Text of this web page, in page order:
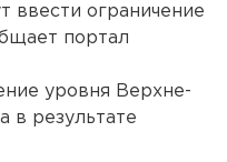
ввести ограничение
портал
уровня Верхне-
в результате